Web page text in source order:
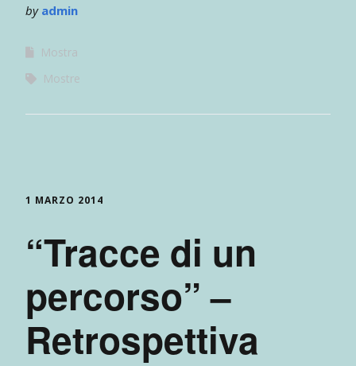
by admin
Mostra
Mostre
1 MARZO 2014
“Tracce di un
percorso” –
Retrospettiva